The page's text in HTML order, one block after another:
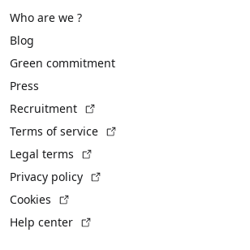
Who are we ?
Blog
Green commitment
Press
Recruitment
Terms of service
Legal terms
Privacy policy
Cookies
Help center